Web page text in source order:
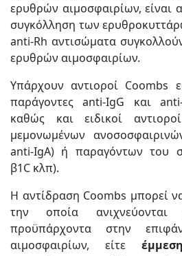
ερυθρών αιμοσφαιρίων, είναι
συγκόλληση των
anti-Rh αντισώματα
ερυθρών αιμοσφαιρίων.
Υπάρχουν αντιοροί Coombs
παράγοντες anti-IgG και
καθώς και ειδικοί
μεμονωμένων
anti-IgA) ή παραγόντων του
β1C κλπ).
Η αντίδραση Coombs μπορεί να
την οποία ανιχνεύονται
προϋπάρχοντα στην
αιμοσφαιρίων, είτεέμμεση